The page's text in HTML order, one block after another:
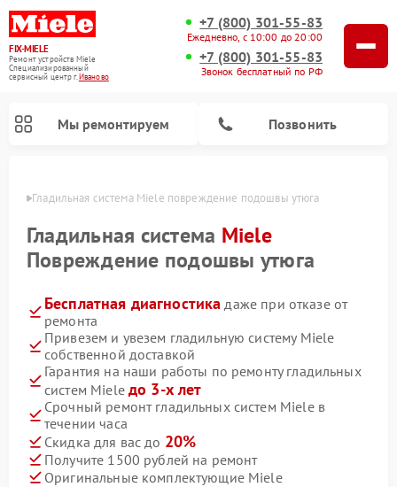
FIX-MIELE
Ремонт устройств Miele
Специализированный
cервисный центр г.Иваново
+7 (800) 301-55-83
Ежедневно, с 10:00 до 20:00
+7 (800) 301-55-83
Звонок бесплатный по РФ
Мы ремонтируем Позвонить
Гладильная система Miele повреждение подошвы утюга
Гладильная система Miele
Повреждение подошвы утюга
Бесплатная диагностика даже при отказе от
ремонта
Привезем и увезем гладильную систему Miele
собственной доставкой
Гарантия на наши работы по ремонту гладильных
систем Miele до 3-х лет
Срочный ремонт гладильных систем Miele в
течении часа
Скидка для вас до 20%
Получите 1500 рублей на ремонт
Оригинальные комплектующие Miele